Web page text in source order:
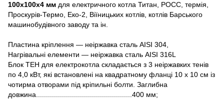
100х100х4 мм для електричного котла Титан, РОСС, термія,
Проскурів-Термо, Еко-2, Віїницьких котлів, котлів Барського
машинобудівного заводу та ін.
Пластина кріплення — неіржавка сталь AISI 304,
Нагрівальні елементи — неіржавка сталь AISI 316L
Блок ТЕН для електрокотла складається з 3 неіржавких тенів
по 4,0 кВт, які встановлені на квадратному фланці 10 х 10 см із
чотирма отворами під кріпильні болти. Заглибна
довжина................................................400 мм;